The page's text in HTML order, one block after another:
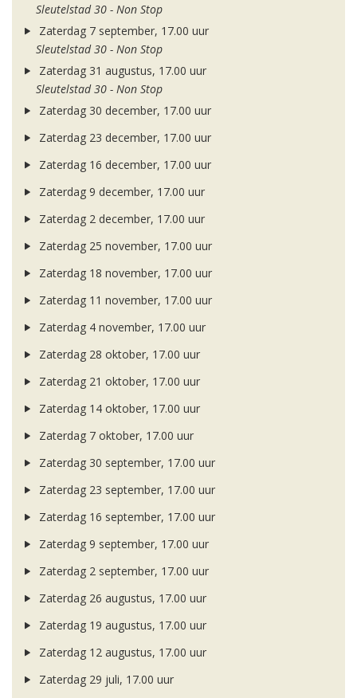
Sleutelstad 30 - Non Stop
Zaterdag 7 september, 17.00 uur
Sleutelstad 30 - Non Stop
Zaterdag 31 augustus, 17.00 uur
Sleutelstad 30 - Non Stop
Zaterdag 30 december, 17.00 uur
Zaterdag 23 december, 17.00 uur
Zaterdag 16 december, 17.00 uur
Zaterdag 9 december, 17.00 uur
Zaterdag 2 december, 17.00 uur
Zaterdag 25 november, 17.00 uur
Zaterdag 18 november, 17.00 uur
Zaterdag 11 november, 17.00 uur
Zaterdag 4 november, 17.00 uur
Zaterdag 28 oktober, 17.00 uur
Zaterdag 21 oktober, 17.00 uur
Zaterdag 14 oktober, 17.00 uur
Zaterdag 7 oktober, 17.00 uur
Zaterdag 30 september, 17.00 uur
Zaterdag 23 september, 17.00 uur
Zaterdag 16 september, 17.00 uur
Zaterdag 9 september, 17.00 uur
Zaterdag 2 september, 17.00 uur
Zaterdag 26 augustus, 17.00 uur
Zaterdag 19 augustus, 17.00 uur
Zaterdag 12 augustus, 17.00 uur
Zaterdag 29 juli, 17.00 uur